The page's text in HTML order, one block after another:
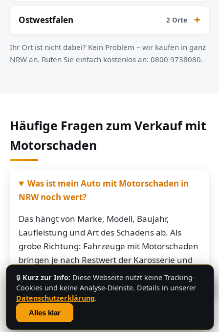
Ostwestfalen 2 Orte
Ihr Ort ist nicht dabei? Kein Problem – wir kaufen in ganz
NRW an. Rufen Sie einfach kostenlos an: 0800 9738080.
Häufige Fragen zum Verkauf mit
Motorschaden
Was ist mein Auto mit Motorschaden in
NRW noch wert?
Das hängt von Marke, Modell, Baujahr,
Laufleistung und Art des Schadens ab. Als
grobe Richtung: Fahrzeuge mit Motorschaden
bringen je nach Restwert der Karosserie und
der Teile oft noch mehrere hundert bis
mehrere tausend Euro. Schicken Sie uns die
Fahrzeugdaten – Sie bekommen von uns eine
konkrete, kostenlose Einschätzung.
💬
🔒 Kurz zur Info: Diese Webseite nutzt keine Tracking-
Cookies und keine Analyse-Dienste. Details in unserer
Datenschutzerklärung.
Alles klar